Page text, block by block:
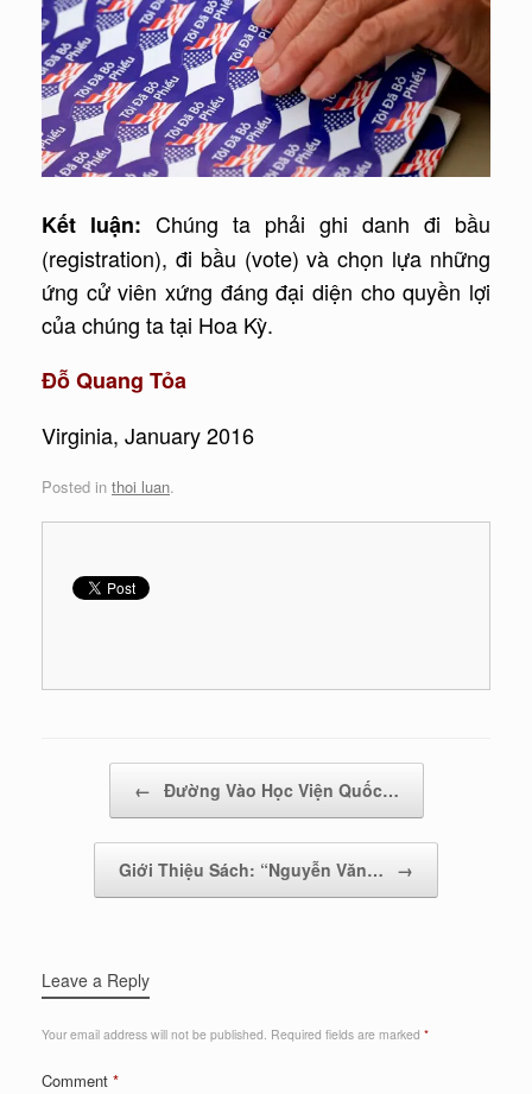
Kết luận: Chúng ta phải ghi danh đi bầu
(registration), đi bầu (vote) và chọn lựa những
ứng cử viên xứng đáng đại diện cho quyền lợi
của chúng ta tại Hoa Kỳ.
Đỗ Quang Tỏa
Virginia, January 2016
Posted in thoi luan.
← Đường Vào Học Viện Quốc…
Giới Thiệu Sách: “Nguyễn Văn… →
Leave a Reply
Your email address will not be published. Required fields are marked *
Comment *